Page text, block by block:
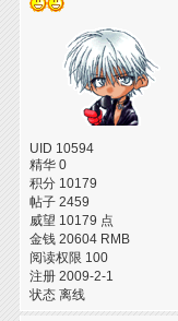
UID 10594
精华 0
积分 10179
帖子 2459
威望 10179 点
金钱 20604 RMB
阅读权限 100
注册 2009-2-1
状态 离线